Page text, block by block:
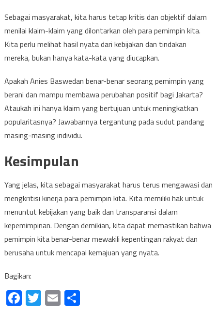
Sebagai masyarakat, kita harus tetap kritis dan objektif dalam
menilai klaim-klaim yang dilontarkan oleh para pemimpin kita.
Kita perlu melihat hasil nyata dari kebijakan dan tindakan
mereka, bukan hanya kata-kata yang diucapkan.
Apakah Anies Baswedan benar-benar seorang pemimpin yang
berani dan mampu membawa perubahan positif bagi Jakarta?
Ataukah ini hanya klaim yang bertujuan untuk meningkatkan
popularitasnya? Jawabannya tergantung pada sudut pandang
masing-masing individu.
Kesimpulan
Yang jelas, kita sebagai masyarakat harus terus mengawasi dan
mengkritisi kinerja para pemimpin kita. Kita memiliki hak untuk
menuntut kebijakan yang baik dan transparansi dalam
kepemimpinan. Dengan demikian, kita dapat memastikan bahwa
pemimpin kita benar-benar mewakili kepentingan rakyat dan
berusaha untuk mencapai kemajuan yang nyata.
Bagikan:
Facebook
Twitter
EmailShare